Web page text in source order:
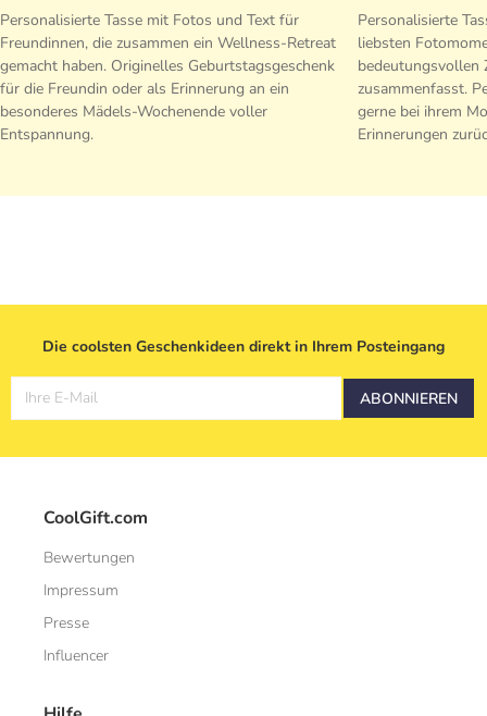
Personalisierte Tasse mit Fotos und Text für
Freundinnen, die zusammen ein Wellness-Retreat
gemacht haben. Originelles Geburtstagsgeschenk
für die Freundin oder als Erinnerung an ein
besonderes Mädels-Wochenende voller
Entspannung.
Personalisierte
liebsten
bedeutungsvollen
zusammenfasst.
gerne bei ihrem
Erinnerungen
Die coolsten Geschenkideen direkt in Ihrem Posteingang
Ihre E-Mail ABONNIEREN
CoolGift.com
Bewertungen
Impressum
Presse
Influencer